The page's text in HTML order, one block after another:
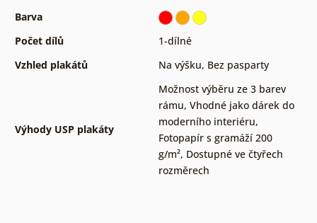
Barva
Počet dílů
1-dílné
Vzhled plakátů
Na výšku, Bez pasparty
Výhody USP plakáty
Možnost výběru ze 3 barev
rámu, Vhodné jako dárek do
moderního interiéru,
Fotopapír s gramáží 200
g/m², Dostupné ve čtyřech
rozměrech